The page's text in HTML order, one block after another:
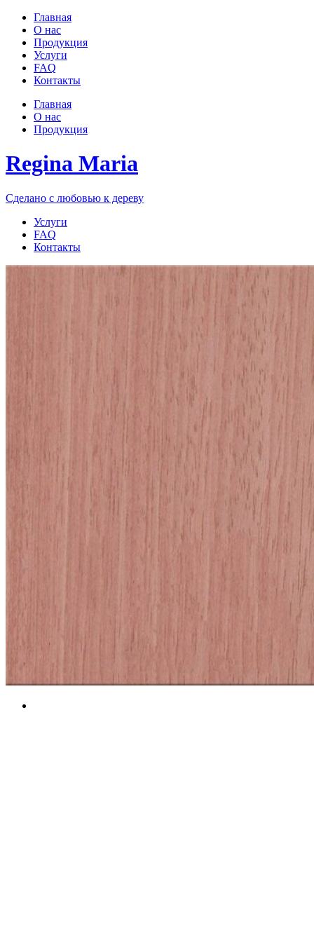
Главная
О нас
Продукция
Услуги
FAQ
Контакты
Главная
О нас
Продукция
Regina Maria
Сделано с любовью к дереву
Услуги
FAQ
Контакты